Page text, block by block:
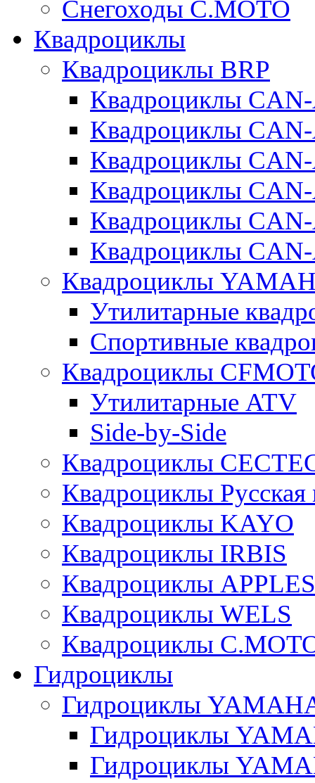
Снегоходы C.MOTO
Квадроциклы
Квадроциклы BRP
Квадроциклы
Квадроциклы
Квадроциклы
Квадроциклы
Квадроциклы
Квадроциклы
Квадроциклы
Утилитарные
Спортивные
Квадроциклы
Утилитарные ATV
Side-by-Side
Квадроциклы
Квадроциклы Русская
Квадроциклы KAYO
Квадроциклы IRBIS
Квадроциклы
Квадроциклы WELS
Квадроциклы
Гидроциклы
Гидроциклы
Гидроциклы
Гидроциклы